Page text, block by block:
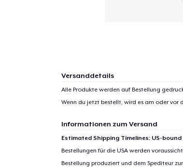
Versanddetails
Alle Produkte werden auf Bestellung
Wenn du jetzt bestellt, wird es am oder vor
Informationen zum Versand
Estimated Shipping Timelines: US-
Bestellungen für die USA werden
Bestellung produziert und dem Spediteur